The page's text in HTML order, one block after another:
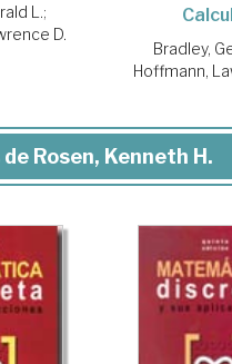
L.;
D.
Bradley,
Hoffmann,
Rosen, Kenneth H.